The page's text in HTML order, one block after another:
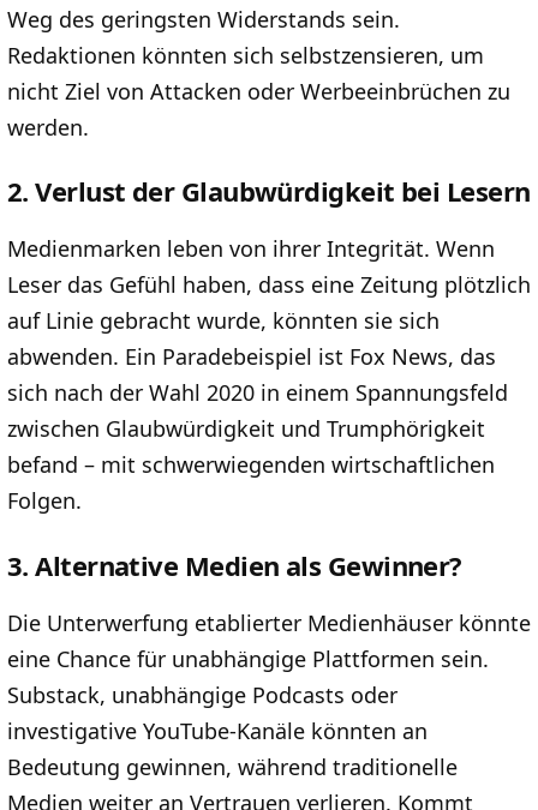
Weg des geringsten Widerstands sein.
Redaktionen könnten sich selbstzensieren, um
nicht Ziel von Attacken oder Werbeeinbrüchen zu
werden.
2. Verlust der Glaubwürdigkeit bei Lesern
Medienmarken leben von ihrer Integrität. Wenn
Leser das Gefühl haben, dass eine Zeitung plötzlich
auf Linie gebracht wurde, könnten sie sich
abwenden. Ein Paradebeispiel ist Fox News, das
sich nach der Wahl 2020 in einem Spannungsfeld
zwischen Glaubwürdigkeit und Trumphörigkeit
befand – mit schwerwiegenden wirtschaftlichen
Folgen.
3. Alternative Medien als Gewinner?
Die Unterwerfung etablierter Medienhäuser könnte
eine Chance für unabhängige Plattformen sein.
Substack, unabhängige Podcasts oder
investigative YouTube-Kanäle könnten an
Bedeutung gewinnen, während traditionelle
Medien weiter an Vertrauen verlieren. Kommt